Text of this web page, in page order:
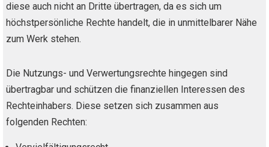
diese auch nicht an Dritte übertragen, da es sich um
höchstpersönliche Rechte handelt, die in unmittelbarer Nähe
zum Werk stehen.
Die Nutzungs- und Verwertungsrechte hingegen sind
übertragbar und schützen die finanziellen Interessen des
Rechteinhabers. Diese setzen sich zusammen aus
folgenden Rechten: